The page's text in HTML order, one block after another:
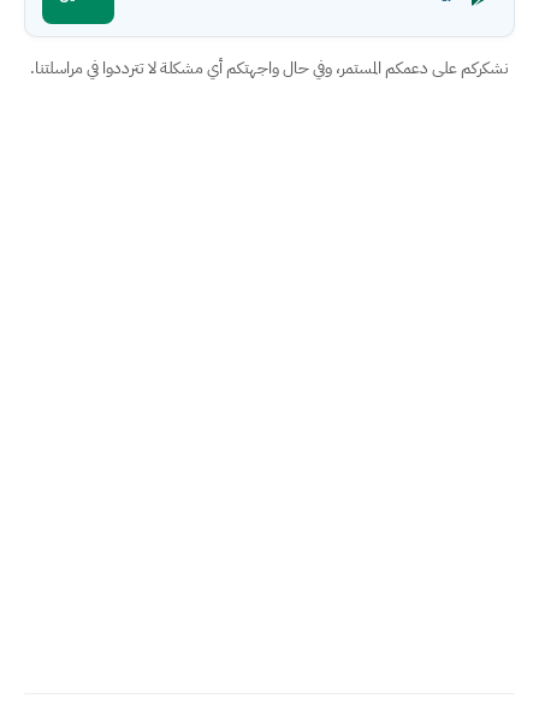
نشكركم على دعمكم المستمر، وفي حال واجهتكم أي مشكلة لا تترددوا في مراسلتنا.